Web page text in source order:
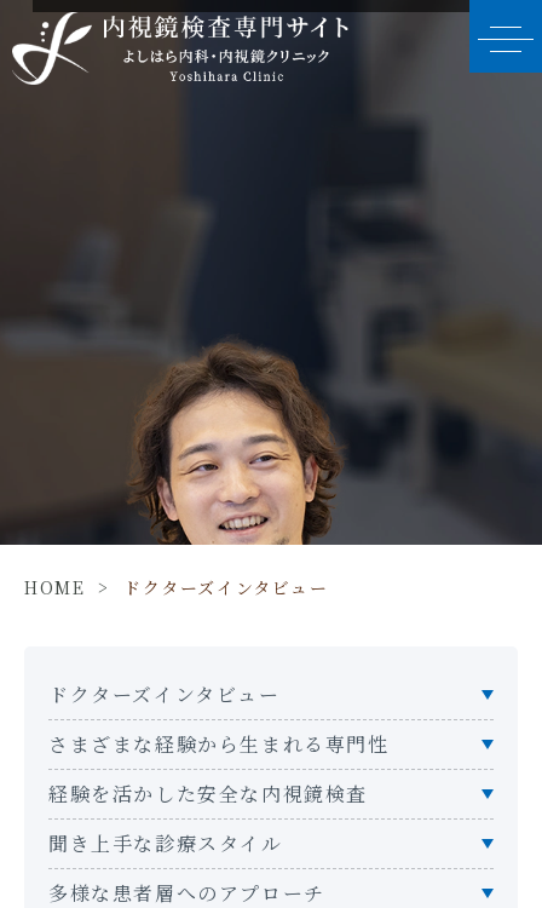
HOME > ドクターズインタビュー
ドクターズインタビュー
さまざまな経験から生まれる専門性
経験を活かした安全な内視鏡検査
聞き上手な診療スタイル
多様な患者層へのアプローチ